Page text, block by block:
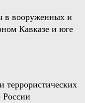
в вооруженных и
Кавказе и юге
России